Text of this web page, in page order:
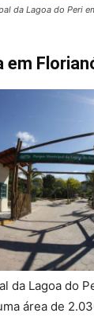
da Lagoa do Peri
em
da Lagoa do
área de